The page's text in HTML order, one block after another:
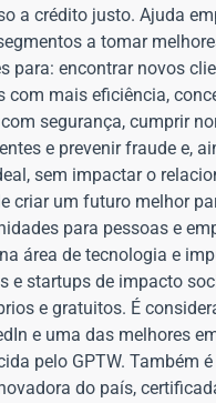
a crédito justo. Ajuda
a tomar
para: encontrar novos
com mais eficiência,
segurança, cumprir
e prevenir fraude e,
sem impactar o
criar um futuro melhor
para pessoas e
área de tecnologia e
e startups de impacto
e gratuitos. É
e uma das melhores
pelo GPTW. Também
do país,